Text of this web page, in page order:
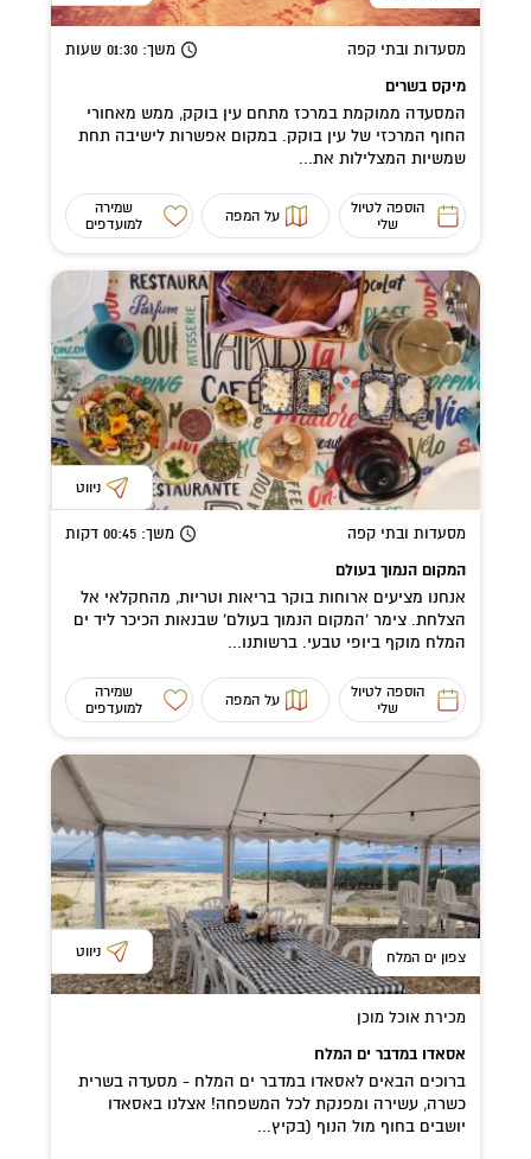
מסעדות ובתי קפה משך: 01:30 שעות
מיקס בשרים
המסעדה ממוקמת במרכז מתחם עין בוקק, ממש מאחורי
החוף המרכזי של עין בוקק. במקום אפשרות לישיבה תחת
שמשיות המצלילות את...
הוספה לטיול
שלי
על המפה
שמירה
למועדפים
ניווט
מסעדות ובתי קפה משך: 00:45 דקות
המקום הנמוך בעולם
אנחנו מציעים ארוחות בוקר בריאות וטריות, מהחקלאי אל
הצלחת. צימר ‘המקום הנמוך בעולם’ שבנאות הכיכר ליד ים
המלח מוקף ביופי טבעי. ברשותנו...
הוספה לטיול
שלי
על המפה
שמירה
למועדפים
צפון ים המלח ניווט
מכירת אוכל מוכן
אסאדו במדבר ים המלח
ברוכים הבאים לאסאדו במדבר ים המלח - מסעדה בשרית
כשרה, עשירה ומפנקת לכל המשפחה! אצלנו באסאדו
יושבים בחוף מול הנוף (בקיץ...